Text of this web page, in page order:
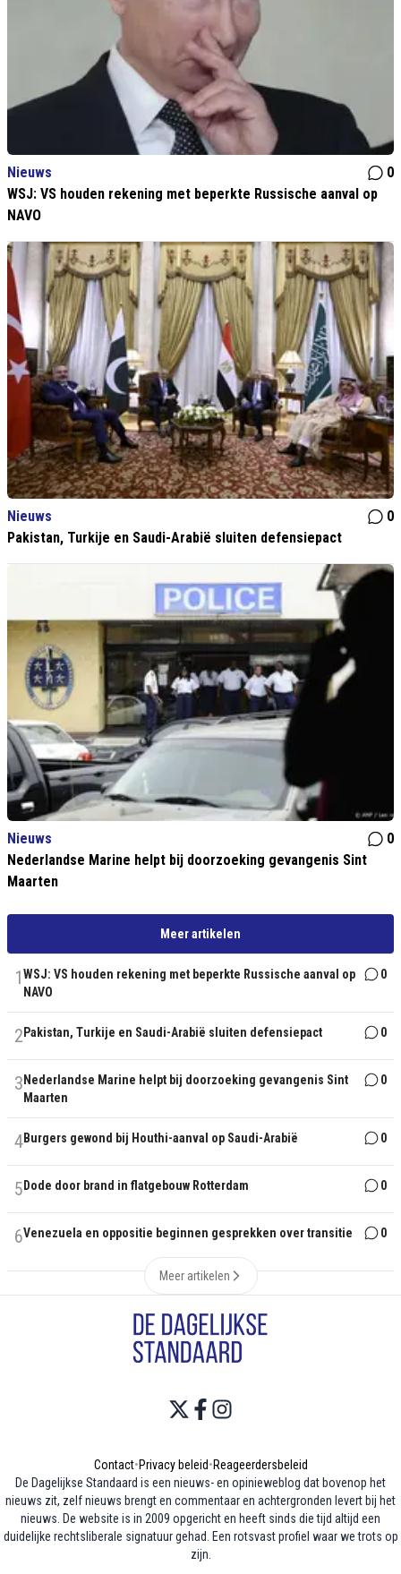
Nieuws
0
WSJ: VS houden rekening met beperkte Russische aanval op
NAVO
Nieuws
0
Pakistan, Turkije en Saudi-Arabië sluiten defensiepact
Nieuws
0
Nederlandse Marine helpt bij doorzoeking gevangenis Sint
Maarten
Meer artikelen
1WSJ: VS houden rekening met beperkte Russische aanval op
NAVO
0
2 Pakistan, Turkije en Saudi-Arabië sluiten defensiepact 0
3 Nederlandse Marine helpt bij doorzoeking gevangenis Sint
Maarten
0
4Burgers gewond bij Houthi-aanval op Saudi-Arabië 0
5 Dode door brand in flatgebouw Rotterdam 0
6Venezuela en oppositie beginnen gesprekken over transitie 0
Meer artikelen
Contact•Privacy beleid•Reageerdersbeleid
De Dagelijkse Standaard is een nieuws- en opinieweblog dat bovenop het
nieuws zit, zelf nieuws brengt en commentaar en achtergronden levert bij het
nieuws. De website is in 2009 opgericht en heeft sinds die tijd altijd een
duidelijke rechtsliberale signatuur gehad. Een rotsvast profiel waar we trots op
zijn.